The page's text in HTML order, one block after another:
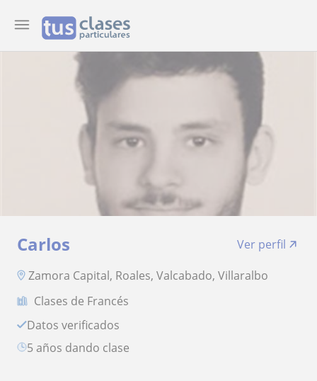
Carlos
Ver perfil
Zamora Capital, Roales, Valcabado, Villaralbo
Clases de Francés
Datos verificados
5 años dando clase